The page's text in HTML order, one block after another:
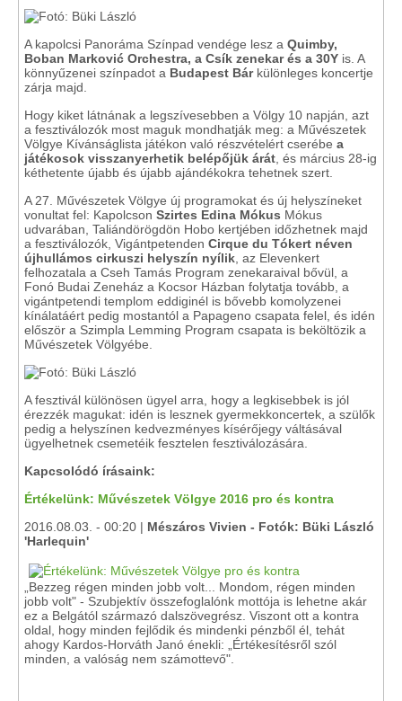
A kapolcsi Panoráma Színpad vendége lesz a Quimby,
Boban Marković Orchestra, a Csík zenekar és a 30Y is. A
könnyűzenei színpadot a Budapest Bárkülönleges koncertje
zárja majd.
Hogy kiket látnának a legszívesebben a Völgy 10 napján, azt
a fesztiválozók most maguk mondhatják meg: a Művészetek
Völgye Kívánságlista játékon való részvételért cserébe a
játékosok visszanyerhetik belépőjük árát , és március 28-ig
kéthetente újabb és újabb ajándékokra tehetnek szert.
A 27. Művészetek Völgye új programokat és új helyszíneket
vonultat fel: Kapolcson Szirtes Edina Mókus Mókus
udvarában, Taliándörögdön Hobo kertjében időzhetnek majd
a fesztiválozók, Vigántpetenden Cirque du Tókert néven
újhullámos cirkuszi helyszín nyílik , az Elevenkert
felhozatala a Cseh Tamás Program zenekaraival bővül, a
Fonó Budai Zeneház a Kocsor Házban folytatja tovább, a
vigántpetendi templom eddiginél is bővebb komolyzenei
kínálatáért pedig mostantól a Papageno csapata felel, és idén
először a Szimpla Lemming Program csapata is beköltözik a
Művészetek Völgyébe.
A fesztivál különösen ügyel arra, hogy a legkisebbek is jól
érezzék magukat: idén is lesznek gyermekkoncertek, a szülők
pedig a helyszínen kedvezményes kísérőjegy váltásával
ügyelhetnek csemetéik fesztelen fesztiválozására.
Kapcsolódó írásaink:
Értékelünk: Művészetek Völgye 2016 pro és kontra
2016.08.03. - 00:20 | Mészáros Vivien - Fotók: Büki László
'Harlequin'
„Bezzeg régen minden jobb volt... Mondom, régen minden
jobb volt" - Szubjektív összefoglalónk mottója is lehetne akár
ez a Belgától származó dalszövegrész. Viszont ott a kontra
oldal, hogy minden fejlődik és mindenki pénzből él, tehát
ahogy Kardos-Horváth Janó énekli: „Értékesítésről szól
minden, a valóság nem számottevő".